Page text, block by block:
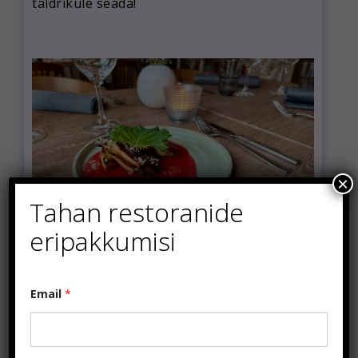
Tahan restoranide
eripakkumisi
m
E
Email*
×